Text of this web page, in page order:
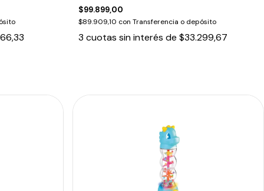
$99.899,00
$89.909,10 con Transferencia o depósito
3 cuotas sin interés de$33.299,67